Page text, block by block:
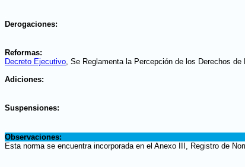
Derogaciones:
Reformas:
Decreto Ejecutivo, Se Reglamenta la Percepción de los Derechos
Adiciones:
Suspensiones:
Observaciones:
Esta norma se encuentra incorporada en el Anexo III, Registro de